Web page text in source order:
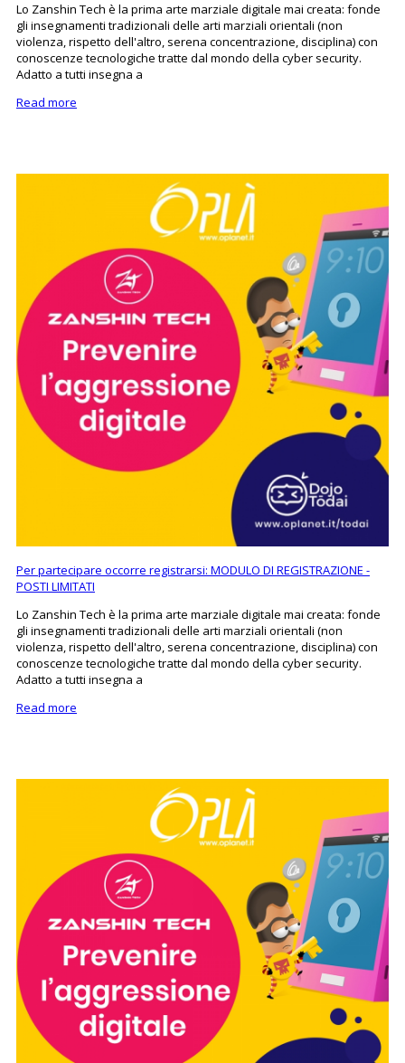
Lo Zanshin Tech è la prima arte marziale digitale mai creata: fonde
gli insegnamenti tradizionali delle arti marziali orientali (non
violenza, rispetto dell'altro, serena concentrazione, disciplina) con
conoscenze tecnologiche tratte dal mondo della cyber security.
Adatto a tutti insegna a
Read more
Per partecipare occorre registrarsi: MODULO DI REGISTRAZIONE -
POSTI LIMITATI
Lo Zanshin Tech è la prima arte marziale digitale mai creata: fonde
gli insegnamenti tradizionali delle arti marziali orientali (non
violenza, rispetto dell'altro, serena concentrazione, disciplina) con
conoscenze tecnologiche tratte dal mondo della cyber security.
Adatto a tutti insegna a
Read more